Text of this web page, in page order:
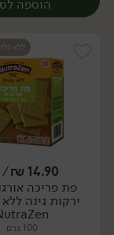
הוספה
יח׳
ללא
14.90
₪
/
פת פריכה
ירקות גינה
100 גרם